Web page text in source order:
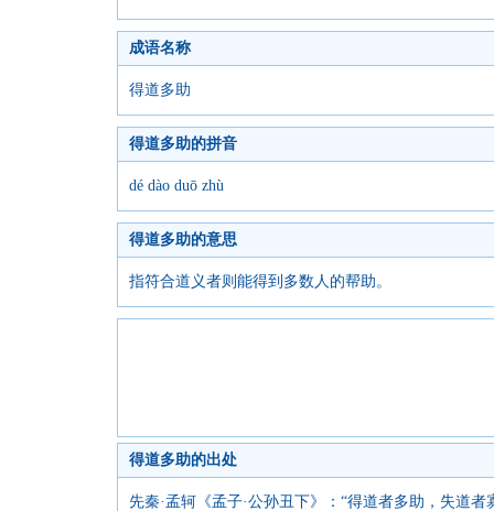
成语名称
得道多助
得道多助的拼音
dé dào duō zhù
得道多助的意思
指符合道义者则能得到多数人的帮助。
得道多助的出处
先秦·孟轲《孟子·公孙丑下》：“得道者多助，失道